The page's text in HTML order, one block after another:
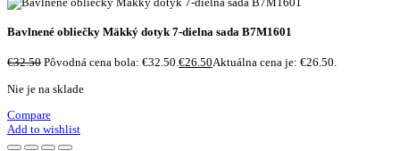
Bavlnené obliečky Mäkký dotyk 7-dielna sada B7M1601
€32.50 Pôvodná cena bola: €32.50.€26.50Aktuálna cena je: €26.50.
Nie je na sklade
Compare
Add to wishlist